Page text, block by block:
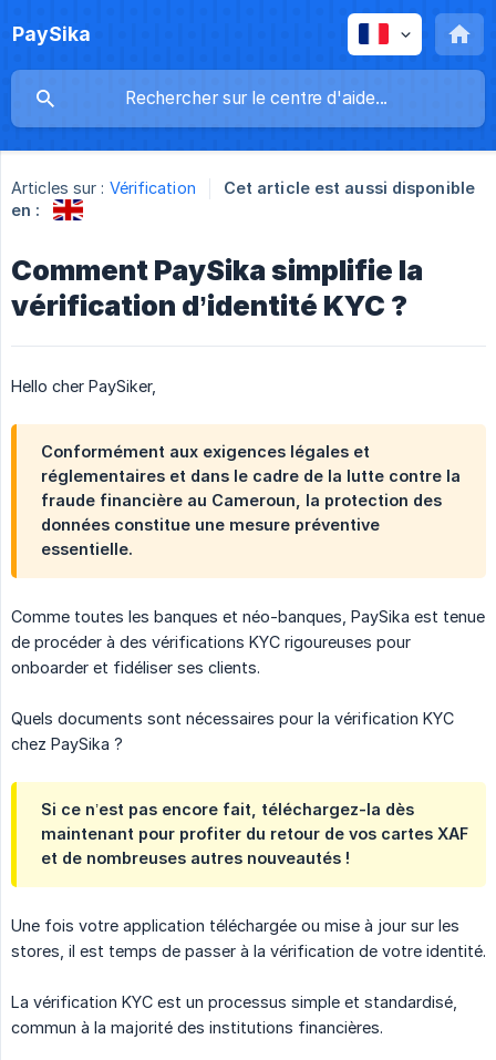
PaySika
Articles sur : Vérification
Cet article est aussi disponible
en :
Comment PaySika simplifie la
vérification d’identité KYC ?
Hello cher PaySiker,
Conformément aux exigences légales et
réglementaires et dans le cadre de la lutte contre la
fraude financière au Cameroun, la protection des
données constitue une mesure préventive
essentielle.
Comme toutes les banques et néo-banques, PaySika est tenue
de procéder à des vérifications KYC rigoureuses pour
onboarder et fidéliser ses clients.
Quels documents sont nécessaires pour la vérification KYC
chez PaySika ?
Si ce n’est pas encore fait, téléchargez-la dès
maintenant pour profiter du retour de vos cartes XAF
et de nombreuses autres nouveautés !
Une fois votre application téléchargée ou mise à jour sur les
stores, il est temps de passer à la vérification de votre identité.
La vérification KYC est un processus simple et standardisé,
commun à la majorité des institutions financières.